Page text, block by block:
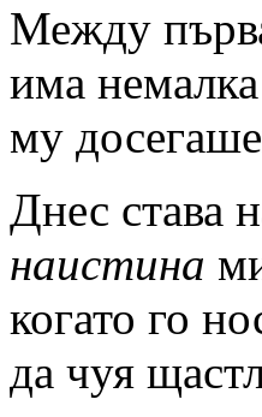
Между
има
му
Днес става
наистина
когато го
да чуя